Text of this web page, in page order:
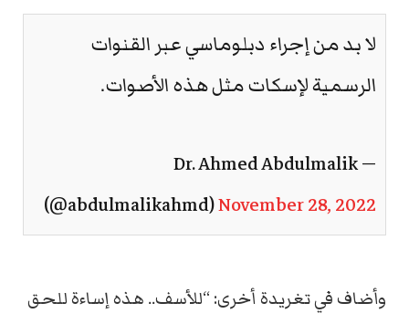
لا بد من إجراء دبلوماسي عبر القنوات
الرسمية لإسكات مثل هذه الأصوات.
— Dr. Ahmed Abdulmalik
(@abdulmalikahmd)November 28, 2022
وأضاف في تغريدة أخرى: “للأسف.. هذه إساءة للحق